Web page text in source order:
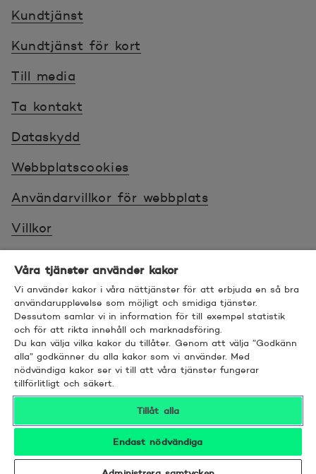
Kundtjänst
Kundtjänst för kort
Till media
Ta kontakt
Dataskydd
Webbplatscookies
Användarvillkor för webbplats
Villkor
Tillgänglighet
Bra att veta
© 2026 POP Pankki, Hevosenkenkä 3, 02600
ESPOO
Våra tjänster använder kakor
Vi använder kakor i våra nättjänster för att erbjuda en så bra
användarupplevelse som möjligt och smidiga tjänster.
Dessutom samlar vi in information för till exempel statistik
och för att rikta innehåll och marknadsföring.
Du kan välja vilka kakor du tillåter. Genom att välja ”Godkänn
alla” godkänner du alla kakor som vi använder. Med
nödvändiga kakor ser vi till att våra tjänster fungerar
tillförlitligt och säkert.
Tillåt alla
Endast nödvändiga